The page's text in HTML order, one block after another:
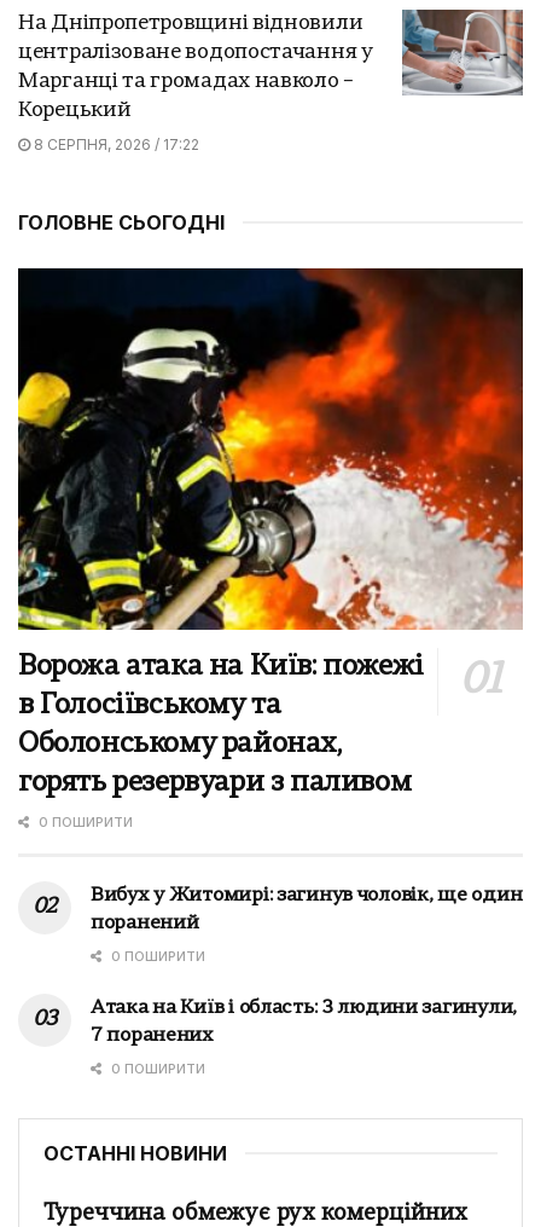
На Дніпропетровщині відновили
централізоване водопостачання у
Марганці та громадах навколо –
Корецький
8 СЕРПНЯ, 2026 / 17:22
ГОЛОВНЕ СЬОГОДНІ
Ворожа атака на Київ: пожежі
в Голосіївському та
Оболонському районах,
горять резервуари з паливом
0 ПОШИРИТИ
Вибух у Житомирі: загинув чоловік, ще один
поранений
0 ПОШИРИТИ
Атака на Київ і область: 3 людини загинули,
7 поранених
0 ПОШИРИТИ
ОСТАННІ НОВИНИ
Туреччина обмежує рух комерційних